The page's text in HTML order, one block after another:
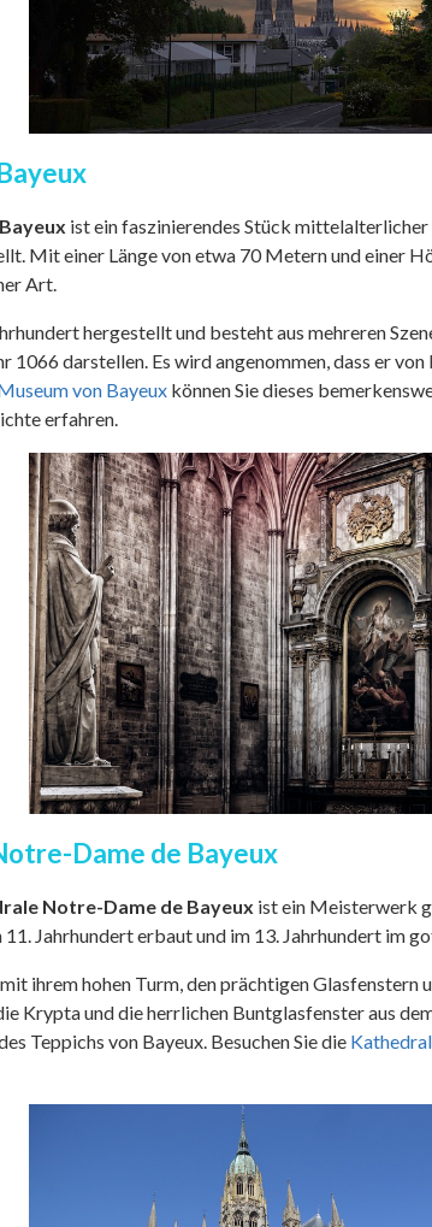
ist ein faszinierendes Stück
Mit einer Länge von etwa 70 Metern und einer
Art.
hergestellt und besteht aus mehreren
1066 darstellen. Es wird angenommen, dass er
von Bayeux können Sie dieses
erfahren.
Dame de Bayeux
Notre-Dame de Bayeux ist ein Meisterwerk
11. Jahrhundert erbaut und im 13. Jahrhundert im
ihrem hohen Turm, den prächtigen Glasfenstern
Krypta und die herrlichen Buntglasfenster aus
Teppichs von Bayeux. Besuchen Sie die